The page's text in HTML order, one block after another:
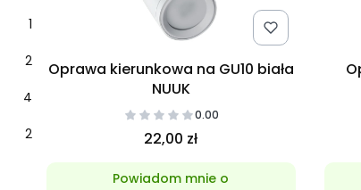
1
2
4
2
Oprawa kierunkowa na GU10 biała
NUUK
0.00
22,00 zł
Powiadom mnie o